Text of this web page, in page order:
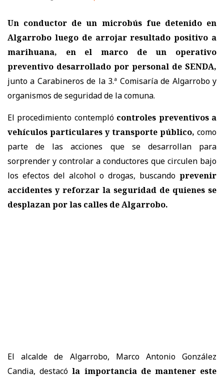
Un conductor de un microbús fue detenido en
Algarrobo luego de arrojar resultado positivo a
marihuana, en el marco de un operativo
preventivo desarrollado por personal de SENDA,
junto a Carabineros de la 3.ª Comisaría de Algarrobo y
organismos de seguridad de la comuna.
El procedimiento contempló controles preventivos a
vehículos particulares y transporte público, como
parte de las acciones que se desarrollan para
sorprender y controlar a conductores que circulen bajo
los efectos del alcohol o drogas, buscando prevenir
accidentes y reforzar la seguridad de quienes se
desplazan por las calles de Algarrobo.
El alcalde de Algarrobo, Marco Antonio González
Candia, destacó la importancia de mantener este